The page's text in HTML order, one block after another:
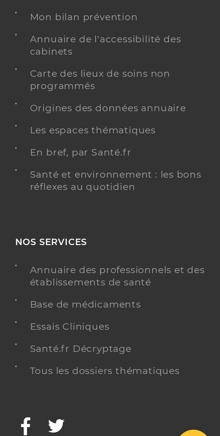
Mon bilan prévention
Annuaire de l'accessibilité des
cabinets
Carte des lieux de soins non
programmés
Origines des données annuaire
Les espaces thématiques
En bref, par Santé.fr
Santé et environnement : les bons
réflexes au quotidien
NOS SERVICES
Annuaire des professionnels et des
établissements de santé
Base de médicaments
Essais Cliniques
Santé.fr Décryptage
Tous les dossiers thématiques
Facebook